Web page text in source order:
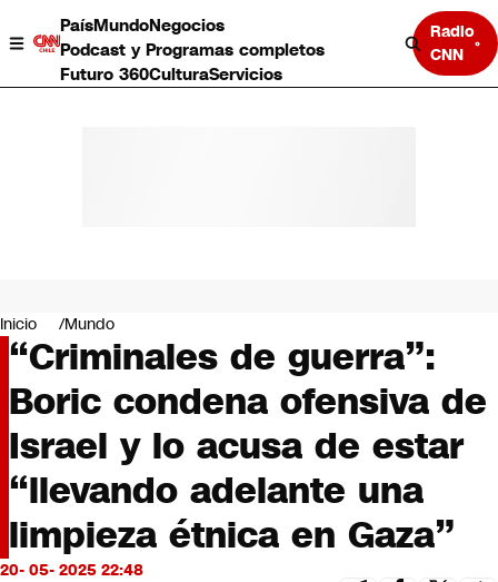
PaísMundoNegocios
Podcast y Programas completos
Futuro 360CulturaServicios
Radio
CNN
Negocios
Deportes
Programas completos
Cultura
Servicios
Bits
CNN tiempo
Futuro 360
Opinión
Inicio Mundo
“Criminales de guerra”:
Boric condena ofensiva de
Israel y lo acusa de estar
“llevando adelante una
limpieza étnica en Gaza”
20- 05- 2025 22:48